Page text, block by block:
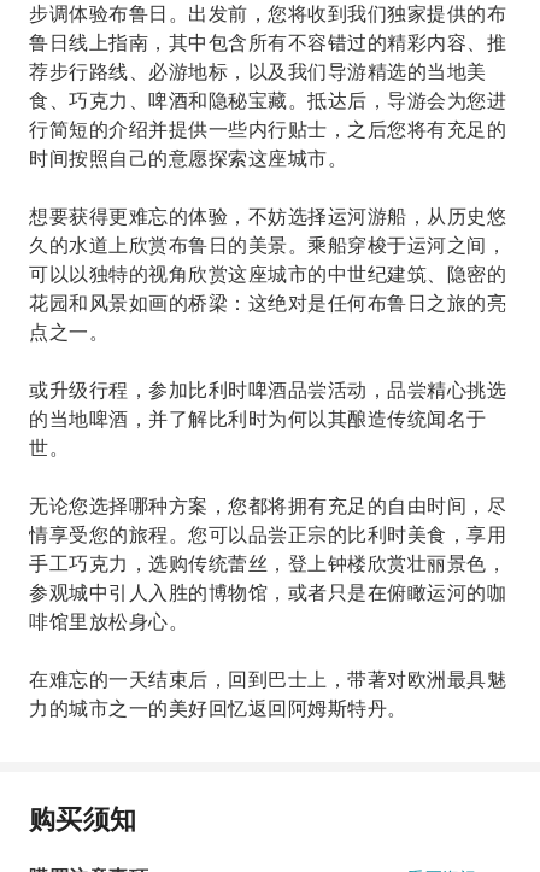
步调体验布鲁日。出发前，您将收到我们独家提供的布
鲁日线上指南，其中包含所有不容错过的精彩内容、推
荐步行路线、必游地标，以及我们导游精选的当地美
食、巧克力、啤酒和隐秘宝藏。抵达后，导游会为您进
行简短的介绍并提供一些内行贴士，之后您将有充足的
时间按照自己的意愿探索这座城市。
想要获得更难忘的体验，不妨选择运河游船，从历史悠
久的水道上欣赏布鲁日的美景。乘船穿梭于运河之间，
可以以独特的视角欣赏这座城市的中世纪建筑、隐密的
花园和风景如画的桥梁：这绝对是任何布鲁日之旅的亮
点之一。
或升级行程，参加比利时啤酒品尝活动，品尝精心挑选
的当地啤酒，并了解比利时为何以其酿造传统闻名于
世。
无论您选择哪种方案，您都将拥有充足的自由时间，尽
情享受您的旅程。您可以品尝正宗的比利时美食，享用
手工巧克力，选购传统蕾丝，登上钟楼欣赏壮丽景色，
参观城中引人入胜的博物馆，或者只是在俯瞰运河的咖
啡馆里放松身心。
在难忘的一天结束后，回到巴士上，带著对欧洲最具魅
力的城市之一的美好回忆返回阿姆斯特丹。
购买须知